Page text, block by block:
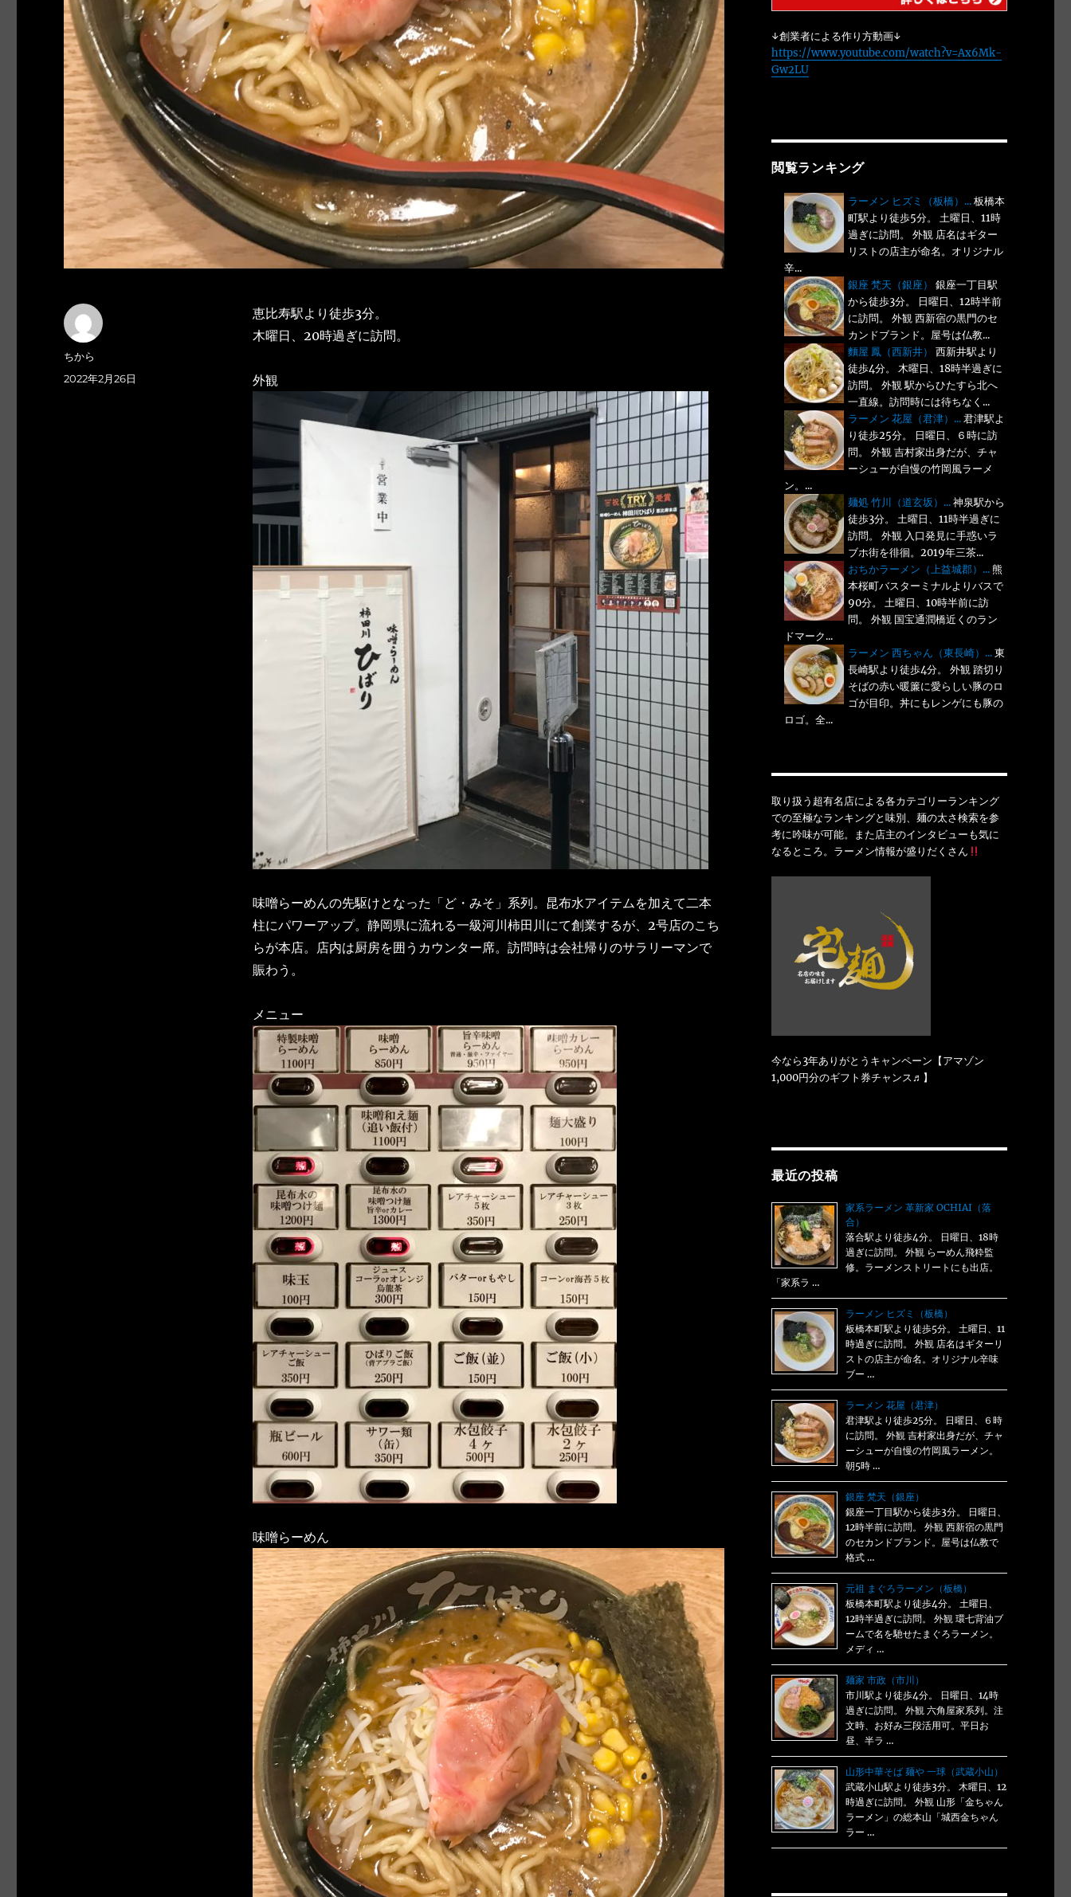
恵比寿駅より徒歩3分。
木曜日、20時過ぎに訪問。
外観
味噌らーめんの先駆けとなった「ど・みそ」系列。昆布水アイテムを加えて二本
柱にパワーアップ。静岡県に流れる一級河川柿田川にて創業するが、2号店のこち
らが本店。店内は厨房を囲うカウンター席。訪問時は会社帰りのサラリーマンで
賑わう。
メニュー
味噌らーめん
投
稿
ちから
投
2022年2月26日
↓創業者による作り方動画↓
https://www.youtube.com/watch?v=Ax6Mk-
Gw2LU
閲覧ランキング
ラーメン ヒズミ（板橋）...板橋本
町駅より徒歩5分。 土曜日、11時
過ぎに訪問。 外観 店名はギター
リストの店主が命名。オリジナル
辛...
銀座 梵天（銀座）
銀座一丁目駅
から徒歩3分。 日曜日、12時半前
に訪問。 外観 西新宿の黒門のセ
カンドブランド。屋号は仏教...
麵屋 鳳（西新井）
西新井駅より
徒歩4分。 木曜日、18時半過ぎに
訪問。 外観 駅からひたすら北へ
一直線。訪問時には待ちなく...
ラーメン 花屋（君津）...君津駅よ
り徒歩25分。 日曜日、６時に訪
問。 外観 吉村家出身だが、チャ
ーシューが自慢の竹岡風ラーメ
ン。...
麺処 竹川（道玄坂）...神泉駅から
徒歩3分。 土曜日、11時半過ぎに
訪問。 外観 入口発見に手惑いラ
ブホ街を徘徊。2019年三茶...
おちかラーメン（上益城郡）...熊
本桜町バスターミナルよりバスで
90分。 土曜日、10時半前に訪
問。 外観 国宝通潤橋近くのラン
ドマーク...
ラーメン 西ちゃん（東長崎）...東
長崎駅より徒歩4分。 外観 踏切り
そばの赤い暖簾に愛らしい豚のロ
ゴが目印。丼にもレンゲにも豚の
ロゴ。全...
取り扱う超有名店による各カテゴリーランキング
での至極なランキングと味別、麺の太さ検索を参
考に吟味が可能。また店主のインタビューも気に
なるところ。ラーメン情報が盛りだくさん
今なら3年ありがとうキャンペーン【アマゾン
1,000円分のギフト券チャンス♬】
最近の投稿
家系ラーメン 革新家 OCHIAI（落
合）
落合駅より徒歩4分。 日曜日、18時
過ぎに訪問。 外観 らーめん飛粋監
修。ラーメンストリートにも出店。
「家系ラ …
ラーメン ヒズミ（板橋）
板橋本町駅より徒歩5分。 土曜日、11
時過ぎに訪問。 外観 店名はギターリ
ストの店主が命名。オリジナル辛味
ブー …
ラーメン 花屋（君津）
君津駅より徒歩25分。 日曜日、６時
に訪問。 外観 吉村家出身だが、チャ
ーシューが自慢の竹岡風ラーメン。
朝5時 …
銀座 梵天（銀座）
銀座一丁目駅から徒歩3分。 日曜日、
12時半前に訪問。 外観 西新宿の黒門
のセカンドブランド。屋号は仏教で
格式 …
元祖 まぐろラーメン（板橋）
板橋本町駅より徒歩4分。 土曜日、
12時半過ぎに訪問。 外観 環七背油ブ
ームで名を馳せたまぐろラーメン。
メディ …
麺家 市政（市川）
市川駅より徒歩4分。 日曜日、14時
過ぎに訪問。 外観 六角屋家系列。注
文時、お好み三段活用可。平日お
昼、半ラ …
山形中華そば 麺や 一球（武蔵小山）
武蔵小山駅より徒歩3分。 木曜日、12
時過ぎに訪問。 外観 山形「金ちゃん
ラーメン」の総本山「城西金ちゃん
ラー …